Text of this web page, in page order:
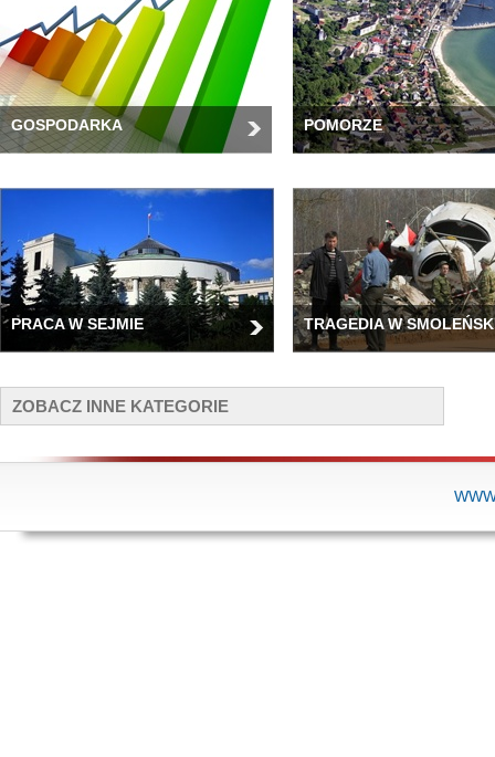
GOSPODARKA POMORZE
PRACA W SEJMIE TRAGEDIA W
ZOBACZ INNE KATEGORIE